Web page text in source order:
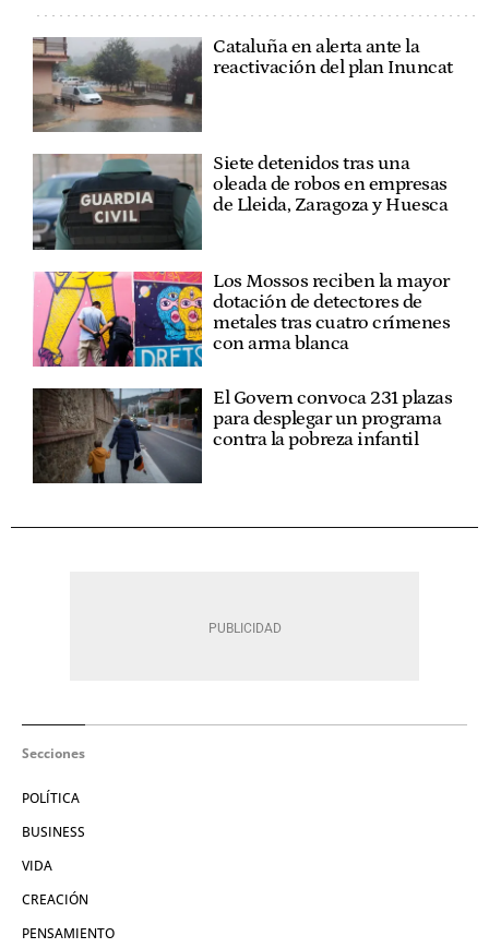
Cataluña en alerta ante la
reactivación del plan Inuncat
Siete detenidos tras una
oleada de robos en empresas
de Lleida, Zaragoza y Huesca
Los Mossos reciben la mayor
dotación de detectores de
metales tras cuatro crímenes
con arma blanca
El Govern convoca 231 plazas
para desplegar un programa
contra la pobreza infantil
Secciones
POLÍTICA
BUSINESS
VIDA
CREACIÓN
PENSAMIENTO